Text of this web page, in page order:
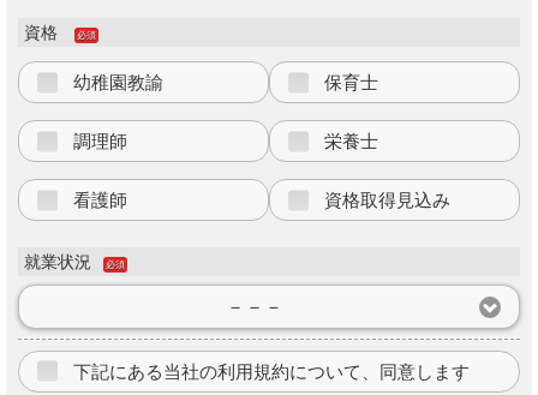
資格 必須
幼稚園教諭 保育士
調理師 栄養士
看護師 資格取得見込み
就業状況 必須
－－－
下記にある当社の利用規約について、同意します